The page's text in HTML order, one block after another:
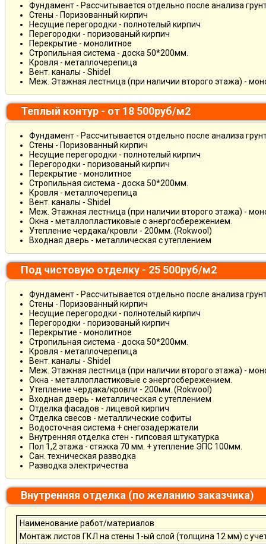
Фундамент - Рассчитывается отдельно после анализа
Стены - Поризованный кирпич
Несущие перегородки - полнотелый кирпич
Перегородки - поризованый кирпич
Перекрытие - монолитное
Стропильная система - доска 50*200мм.
Кровля - металлочерепица
Вент. каналы - Shidel
Меж. Этажная лестница (при наличии второго этажа) -
Теплый контур - от 18 500руб/м2
Фундамент - Рассчитывается отдельно после анализа
Стены - Поризованный кирпич
Несущие перегородки - полнотелый кирпич
Перегородки - поризованый кирпич
Перекрытие - монолитное
Стропильная система - доска 50*200мм.
Кровля - металлочерепица
Вент. каналы - Shidel
Меж. Этажная лестница (при наличии второго этажа) -
Окна - металлопластиковые с энергосбережением.
Утепление чердака/кровли - 200мм. (Rokwool)
Входная дверь - металлическая с утеплением
Под чистовую отделку - 25 500руб/м2
Фундамент - Рассчитывается отдельно после анализа
Стены - Поризованный кирпич
Несущие перегородки - полнотелый кирпич
Перегородки - поризованый кирпич
Перекрытие - монолитное
Стропильная система - доска 50*200мм.
Кровля - металлочерепица
Вент. каналы - Shidel
Меж. Этажная лестница (при наличии второго этажа) -
Окна - металлопластиковые с энергосбережением.
Утепление чердака/кровли - 200мм. (Rokwool)
Входная дверь - металлическая с утеплением
Отделка фасадов - лицевой кирпич
Отделка свесов - металлические софиты
Водосточная система + снегозадержатели
Внутренняя отделка стен - гипсовая штукатурка
Пол 1,2 этажа - стяжка 70 мм. + утепление ЭПС 100мм.
Сан. техническая разводка
Разводка электричества
Внутренняя отделка (по желанию заказчика)
Наименование работ/материалов
Монтаж листов ГКЛ на стены 1-ый слой (толщина 12 мм) с